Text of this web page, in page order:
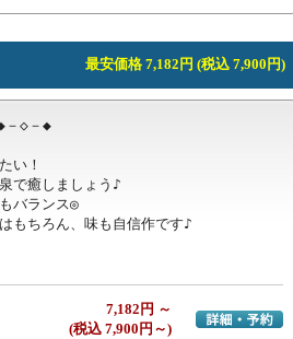
最安価格 7,182円 (税込 7,900円)
－◇－◆
い！
で癒しましょう♪
バランス◎
もちろん、味も自信作です♪
7,182円 ～
(税込 7,900円～)
詳細・予約へ